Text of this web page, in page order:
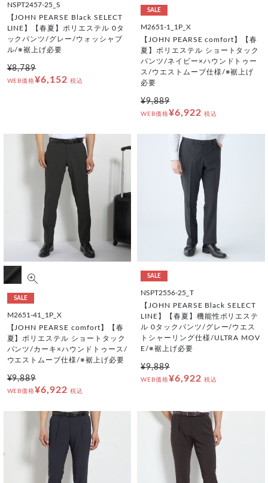
NSPT2457-25_S
【JOHN PEARSE Black SELECT
LINE】【春夏】ポリエステル 0タ
ックパンツ/グレー/ウォッシャブ
ル/※裾上げ必要
¥8,789
WEB価格¥6,152 税込
SALE
M2651-1_1P_X
【JOHN PEARSE comfort】【春
夏】ポリエステル ショートタック
パンツ/ネイビー×ハウンドトゥー
ス/ウエストムーブ仕様/※裾上げ
必要
¥9,889
WEB価格¥6,922 税込
SALE
M2651-41_1P_X
【JOHN PEARSE comfort】【春
夏】ポリエステル ショートタック
パンツ/カーキ×ハウンドトゥース/
ウエストムーブ仕様/※裾上げ必要
¥9,889
WEB価格¥6,922 税込
SALE
NSPT2556-25_T
【JOHN PEARSE Black SELECT
LINE】【春夏】機能性ポリエステ
ル 0タックパンツ/グレー/ウエス
トシャーリング仕様/ULTRA MOV
E/※裾上げ必要
¥9,889
WEB価格¥6,922 税込